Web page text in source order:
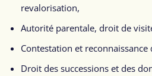
revalorisation,
Autorité parentale, droit de
Contestation et
Droit des successions et des